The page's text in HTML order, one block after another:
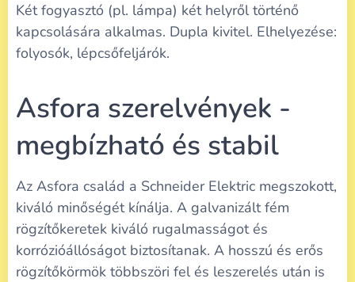
Két fogyasztó (pl. lámpa) két helyről történő
kapcsolására alkalmas. Dupla kivitel. Elhelyezése:
folyosók, lépcsőfeljárók.
Asfora szerelvények -
megbízható és stabil
Az Asfora család a Schneider Elektric megszokott,
kiváló minőségét kínálja. A galvanizált fém
rögzítőkeretek kiváló rugalmasságot és
korrózióállóságot biztosítanak. A hosszú és erős
rögzítőkörmök többszöri fel és leszerelés után is